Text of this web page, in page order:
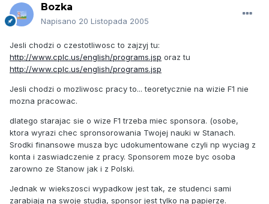
Bozka
Napisano 20 Listopada 2005
Jesli chodzi o czestotliwosc to zajzyj tu:
http://www.cplc.us/english/programs.jsp oraz tu
http://www.cplc.us/english/programs.jsp
Jesli chodzi o mozliwosc pracy to... teoretycznie na wizie F1 nie
mozna pracowac.
dlatego starajac sie o wize F1 trzeba miec sponsora. (osobe,
ktora wyrazi chec spronsorowania Twojej nauki w Stanach.
Srodki finansowe musza byc udokumentowane czyli np wyciag z
konta i zaswiadczenie z pracy. Sponsorem moze byc osoba
zarowno ze Stanow jak i z Polski.
Jednak w wiekszosci wypadkow jest tak, ze studenci sami
zarabiaja na swoje studia, sponsor jest tylko na papierze.